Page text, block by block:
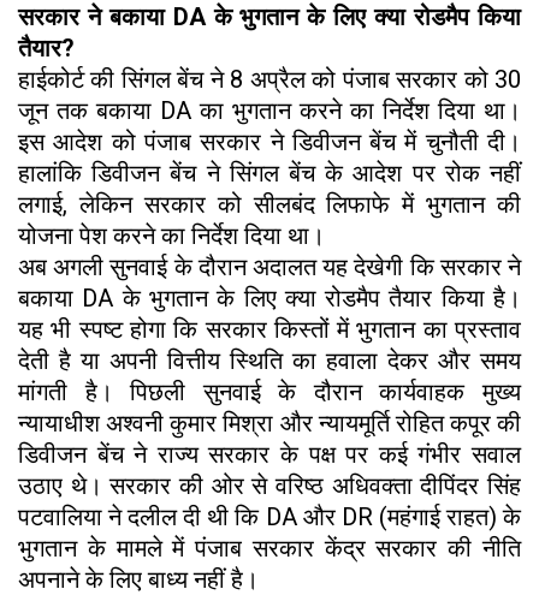
सरकार ने बकाया DA के भुगतान के लिए क्या रोडमैप किया
तैयार?
हाईकोर्ट की सिंगल बेंच ने 8 अप्रैल को पंजाब सरकार को 30
जून तक बकाया DA का भुगतान करने का निर्देश दिया था।
इस आदेश को पंजाब सरकार ने डिवीजन बेंच में चुनौती दी।
हालांकि डिवीजन बेंच ने सिंगल बेंच के आदेश पर रोक नहीं
लगाई, लेकिन सरकार को सीलबंद लिफाफे में भुगतान की
योजना पेश करने का निर्देश दिया था।
अब अगली सुनवाई के दौरान अदालत यह देखेगी कि सरकार ने
बकाया DA के भुगतान के लिए क्या रोडमैप तैयार किया है।
यह भी स्पष्ट होगा कि सरकार किस्तों में भुगतान का प्रस्ताव
देती है या अपनी वित्तीय स्थिति का हवाला देकर और समय
मांगती है। पिछली सुनवाई के दौरान कार्यवाहक मुख्य
न्यायाधीश अश्वनी कुमार मिश्रा और न्यायमूर्ति रोहित कपूर की
डिवीजन बेंच ने राज्य सरकार के पक्ष पर कई गंभीर सवाल
उठाए थे। सरकार की ओर से वरिष्ठ अधिवक्ता दीपिंदर सिंह
पटवालिया ने दलील दी थी कि DA और DR (महंगाई राहत) के
भुगतान के मामले में पंजाब सरकार केंद्र सरकार की नीति
अपनाने के लिए बाध्य नहीं है।